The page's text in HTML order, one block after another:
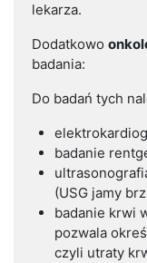
lekarza.
Dodatkowo
badania:
Do badań tych
badanie
(USG jamy
badanie krwi
pozwala
czyli utraty